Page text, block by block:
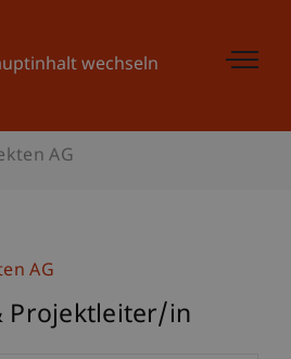
wechseln
AG
AG
Projektleiter/in